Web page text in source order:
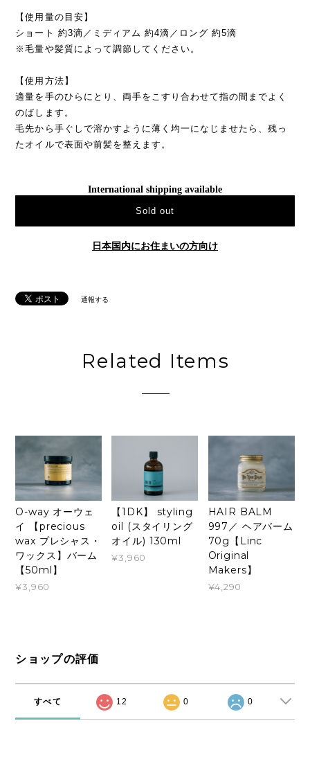
【使用量の目安】
ショート 約3滴／ミディアム 約4滴／ロング 約5滴
※毛量や髪質によって調節してください。
【使用方法】
適量を手のひらにとり、両手をこすり合わせて指の間までよく
のばします。
毛先から手ぐしで溶かすように薄く均一になじませたら、残っ
たオイルで表面や前髪を整えます。
International shipping available
Sold out
日本国内にお住まいの方向け
通報する
Related Items
O-way オーウェ
イ 【precious
wax プレシャス・
ワックス】バーム
【50ml】
¥3,960
【1DK】 styling
oil (スタイリング
オイル) 130ml
¥3,960
HAIR BALM
997／ ヘアバーム
70g【Linc
Original
Makers】
¥4,290
ショップの評価
すべて 12 0 0